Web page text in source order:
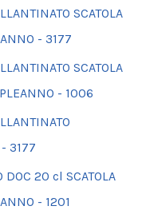
SCATOLA
- 3177
SCATOLA
- 1006
3177
DOC 20 cl SCATOLA
- 1201